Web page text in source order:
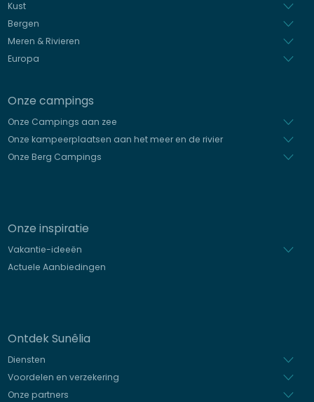
Kust
Bergen
Meren & Rivieren
Europa
Onze campings
Onze Campings aan zee
Onze kampeerplaatsen aan het meer en de rivier
Onze Berg Campings
Onze inspiratie
Vakantie-ideeën
Actuele Aanbiedingen
Ontdek Sunêlia
Diensten
Voordelen en verzekering
Onze partners